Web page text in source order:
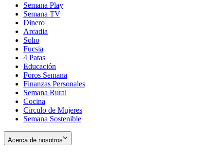
Semana Play
Semana TV
Dinero
Arcadia
Soho
in
new
window
Fucsia
in
new
window
4 Patas
Educación
Foros Semana
Finanzas Personales
Semana Rural
Cocina
Círculo de Mujeres
Semana Sostenible
Acerca de nosotros